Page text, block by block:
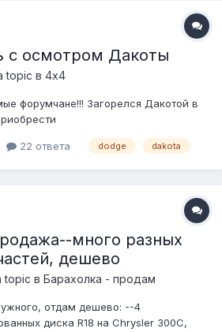
с осмотром Дакоты
topic в 4х4
форумчане!!! Загорелся Дакотой в
висело и на дроме, но там
22 ответа dodge dakota
много разных
дешево
topic в Барахолка - продам
отдам дешево: --4
диска R18 на Chrysler 300C,